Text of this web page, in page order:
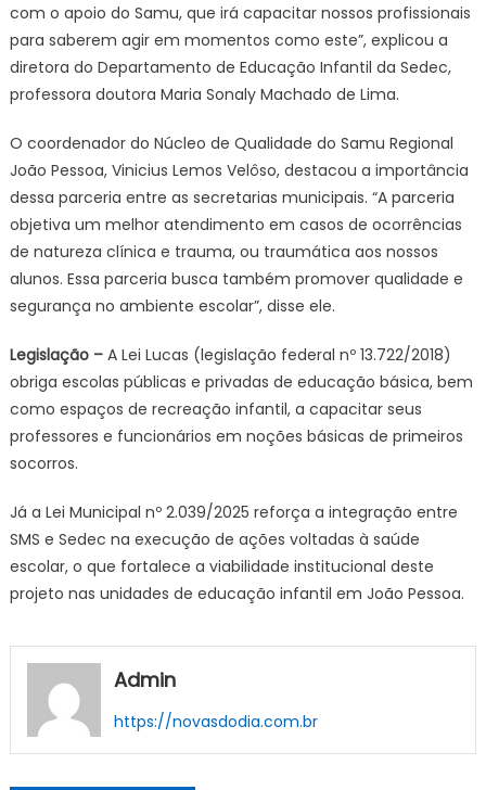
com o apoio do Samu, que irá capacitar nossos profissionais
para saberem agir em momentos como este”, explicou a
diretora do Departamento de Educação Infantil da Sedec,
professora doutora Maria Sonaly Machado de Lima.
O coordenador do Núcleo de Qualidade do Samu Regional
João Pessoa, Vinicius Lemos Velôso, destacou a importância
dessa parceria entre as secretarias municipais. “A parceria
objetiva um melhor atendimento em casos de ocorrências
de natureza clínica e trauma, ou traumática aos nossos
alunos. Essa parceria busca também promover qualidade e
segurança no ambiente escolar”, disse ele.
Legislação –A Lei Lucas (legislação federal nº 13.722/2018)
obriga escolas públicas e privadas de educação básica, bem
como espaços de recreação infantil, a capacitar seus
professores e funcionários em noções básicas de primeiros
socorros.
Já a Lei Municipal nº 2.039/2025 reforça a integração entre
SMS e Sedec na execução de ações voltadas à saúde
escolar, o que fortalece a viabilidade institucional deste
projeto nas unidades de educação infantil em João Pessoa.
Admin
https://novasdodia.com.br